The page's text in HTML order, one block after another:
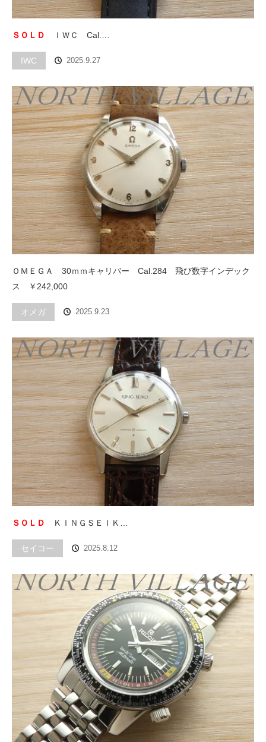
ＳＯＬＤ ＩＷＣ Cal.…
IWC 2025.9.27
ＯＭＥＧＡ 30ｍｍキャリバー Cal.284 飛び数字インデック
ス ￥242,000
オメガ 2025.9.23
ＳＯＬＤ ＫＩＮＧＳＥＩＫ…
セイコー 2025.8.12